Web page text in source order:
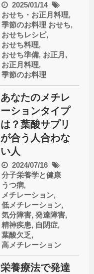
2025/01/14
おせち・お正月料理,
季節のお料理 おせち,
おせちレシピ,
おせち料理,
おせち準備, お正月 ,
お正月料理,
季節のお料理
あなたのメチレ
ーションタイプ
は？葉酸サプリ
が合う人合わな
い人
2024/07/16
分子栄養学と健康
うつ病,
メチレーション,
低メチレーション,
気分障害, 発達障害,
精神疾患, 自閉症,
葉酸欠乏,
高メチレーション
栄養療法で発達